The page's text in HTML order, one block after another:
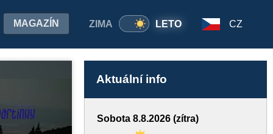
ZIMA LETO
MAGAZÍN CZ
Aktuální info
Sobota 8.8.2026 (zítra)